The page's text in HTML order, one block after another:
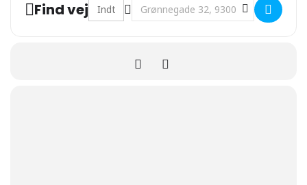
Find vej Address - Julemanden og nisserne er i
Destination Address -